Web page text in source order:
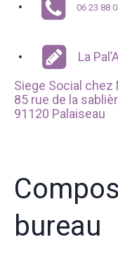
06 23 88
La
Siege Social chez
85 rue de la
91120 Palaiseau
bureau